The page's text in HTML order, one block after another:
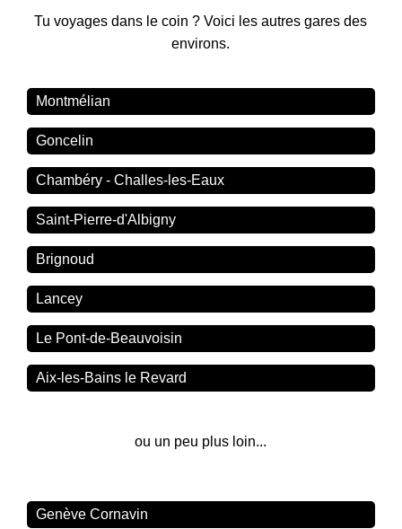
Tu voyages dans le coin ? Voici les autres gares des
environs.
Montmélian
Goncelin
Chambéry - Challes-les-Eaux
Saint-Pierre-d'Albigny
Brignoud
Lancey
Le Pont-de-Beauvoisin
Aix-les-Bains le Revard
ou un peu plus loin...
Genève Cornavin